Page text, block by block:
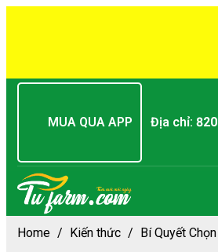
MUA QUA APP Địa chỉ:
Home / Kiến thức / Bí Quyết